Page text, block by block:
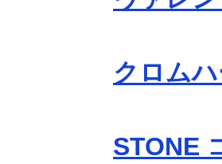
クロム
STONE